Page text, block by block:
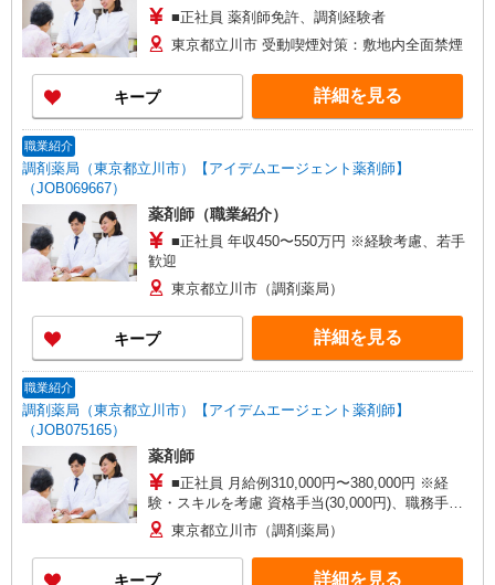
■正社員 薬剤師免許、調剤経験者
東京都立川市 受動喫煙対策：敷地内全面禁煙
キープ 詳細を見る
職業紹介
調剤薬局（東京都立川市）【アイデムエージェント薬剤師】
（JOB069667）
薬剤師（職業紹介）
■正社員 年収450〜550万円 ※経験考慮、若手
歓迎
東京都立川市（調剤薬局）
キープ 詳細を見る
職業紹介
調剤薬局（東京都立川市）【アイデムエージェント薬剤師】
（JOB075165）
薬剤師
■正社員 月給例310,000円〜380,000円 ※経
験・スキルを考慮 資格手当(30,000円)、職務手当
(50,000円〜100,000円)、扶養手当、通勤手当(実
費、上限なし。バス代のみ上限10,000円)、駐車場
手当(5,000円)、携帯対応手当(10,000円)、特別資
東京都立川市（調剤薬局）
キープ 詳細を見る